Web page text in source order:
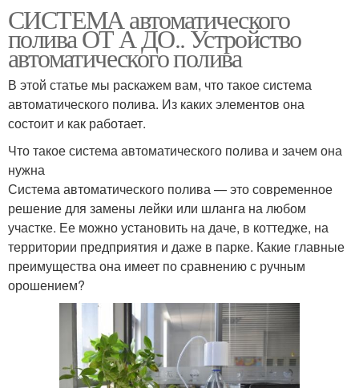
СИСТЕМА автоматического
полива ОТ А ДО.. Устройство
автоматического полива
В этой статье мы раскажем вам, что такое система
автоматического полива. Из каких элементов она
состоит и как работает.
Что такое система автоматического полива и зачем она
нужна
Система автоматического полива — это современное
решение для замены лейки или шланга на любом
участке. Ее можно установить на даче, в коттедже, на
территории предприятия и даже в парке. Какие главные
преимущества она имеет по сравнению с ручным
орошением?